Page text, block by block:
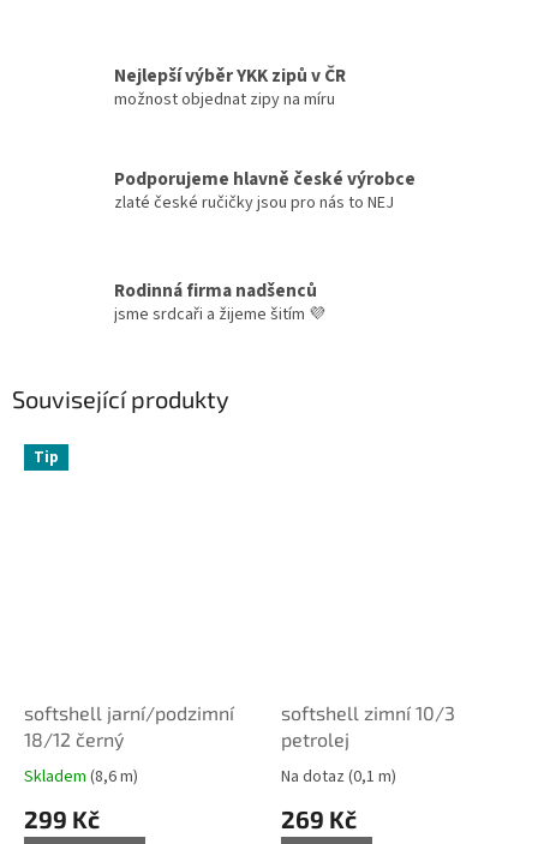
Nejlepší výběr YKK zipů v ČR
možnost objednat zipy na míru
Podporujeme hlavně české výrobce
zlaté české ručičky jsou pro nás to NEJ
Rodinná firma nadšenců
jsme srdcaři a žijeme šitím 💜
Související produkty
Tip
softshell jarní/podzimní
18/12 černý
Skladem (8,6 m)
299 Kč
softshell zimní 10/3
petrolej
Na dotaz (0,1 m)
269 Kč